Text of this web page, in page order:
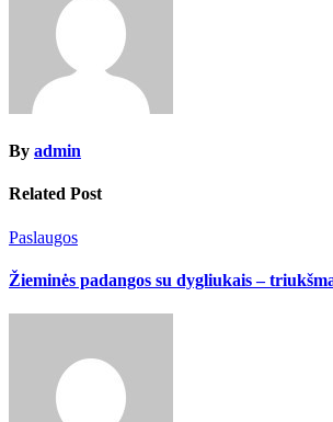
By admin
Related Post
Paslaugos
Žieminės padangos su dygliukais –